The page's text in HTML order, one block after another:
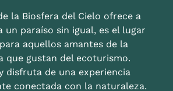
la Biosfera del Cielo ofrece a
un paraíso sin igual, es el lugar
aquellos amantes de la
que gustan del ecoturismo.
disfruta de una experiencia
conectada con la naturaleza.